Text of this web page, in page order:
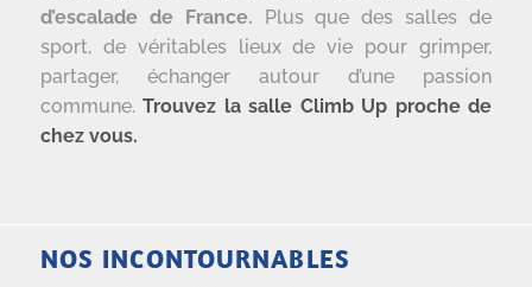
d’escalade de France. Plus que des salles de
sport, de véritables lieux de vie pour grimper,
partager, échanger autour d’une passion
commune.Trouvez la salle Climb Up proche de
chez vous.
NOS INCONTOURNABLES